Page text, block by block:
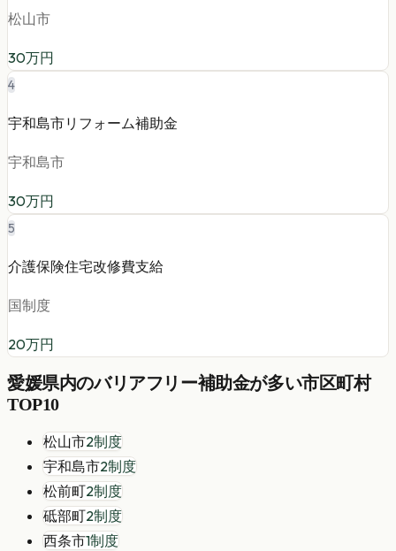
松山市
30万円
4
宇和島市リフォーム補助金
宇和島市
30万円
5
介護保険住宅改修費支給
国制度
20万円
愛媛県内のバリアフリー補助金が多い市区町村
TOP10
松山市2制度
宇和島市2制度
松前町2制度
砥部町2制度
西条市1制度